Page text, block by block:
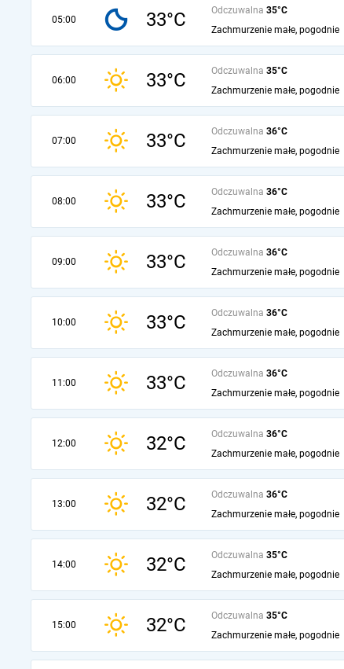
05:00 33°C Odczuwalna 35°C
Zachmurzenie małe, pogodnie
06:00 33°C Odczuwalna 35°C
Zachmurzenie małe, pogodnie
07:00 33°C Odczuwalna 36°C
Zachmurzenie małe, pogodnie
08:00 33°C Odczuwalna 36°C
Zachmurzenie małe, pogodnie
09:00 33°C Odczuwalna 36°C
Zachmurzenie małe, pogodnie
10:00 33°C Odczuwalna 36°C
Zachmurzenie małe, pogodnie
11:00 33°C Odczuwalna 36°C
Zachmurzenie małe, pogodnie
12:00 32°C Odczuwalna 36°C
Zachmurzenie małe, pogodnie
13:00 32°C Odczuwalna 36°C
Zachmurzenie małe, pogodnie
14:00 32°C Odczuwalna 35°C
Zachmurzenie małe, pogodnie
15:00 32°C Odczuwalna 35°C
Zachmurzenie małe, pogodnie